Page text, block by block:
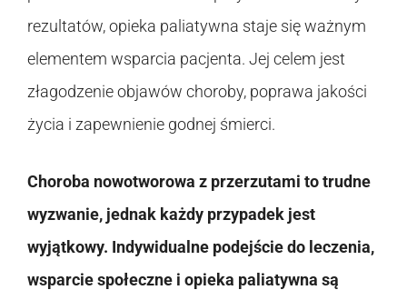
rezultatów, opieka paliatywna staje się ważnym
elementem wsparcia pacjenta. Jej celem jest
złagodzenie objawów choroby, poprawa jakości
życia i zapewnienie godnej śmierci.
Choroba nowotworowa z przerzutami to trudne
wyzwanie, jednak każdy przypadek jest
wyjątkowy. Indywidualne podejście do leczenia,
wsparcie społeczne i opieka paliatywna są